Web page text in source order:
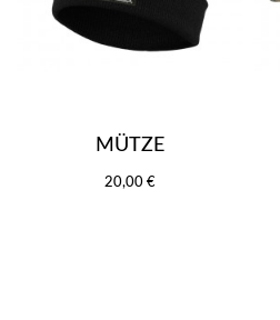
MÜTZE
20,00 €